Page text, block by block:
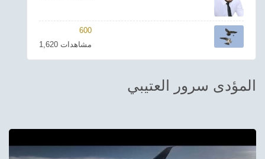
Asian
Foreign
Sudani tones
600
1,620 مشاهدات
المؤدى سرور العتيبي